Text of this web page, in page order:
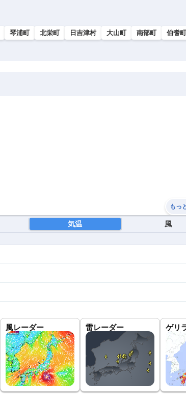
琴浦町 北栄町 日吉津村 大山町 南部町
伯耆町
もっ
気温 風
風レーダー 雷レーダー ゲリ